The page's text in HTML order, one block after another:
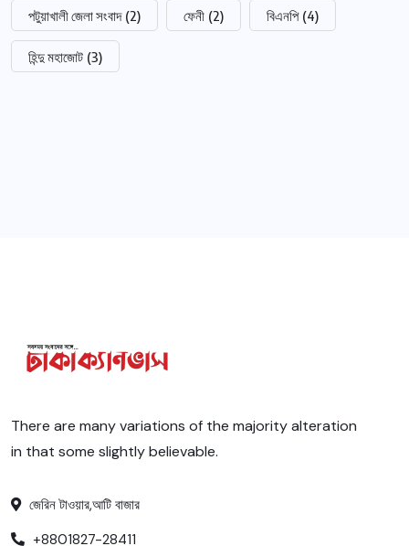
পটুয়াখালী জেলা সংবাদ (2) ফেনী (2) বিএনপি (4)
হিন্দু মহাজোট (3)
There are many variations of the majority alteration
in that some slightly believable.
জেরিন টাওয়ার,আটি বাজার
+8801827-28411